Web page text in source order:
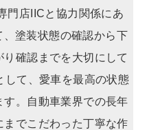
門店IICと協力関係にあ
塗装状態の確認から下
確認までを大切にして
して、愛車を最高の状態
。自動車業界での長年
でこだわった丁寧な作